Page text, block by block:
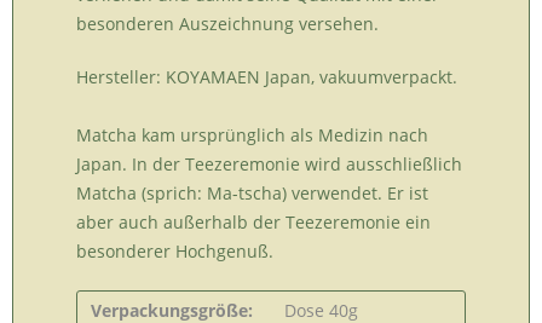
besonderen Auszeichnung versehen.
Hersteller: KOYAMAEN Japan, vakuumverpackt.
Matcha kam ursprünglich als Medizin nach
Japan. In der Teezeremonie wird ausschließlich
Matcha (sprich: Ma-tscha) verwendet. Er ist
aber auch außerhalb der Teezeremonie ein
besonderer Hochgenuß.
Verpackungsgröße: Dose 40g